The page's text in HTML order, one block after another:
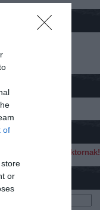
of
or
a
is
elem
érdekes!
Üzenj te is Orbán Viktornak!